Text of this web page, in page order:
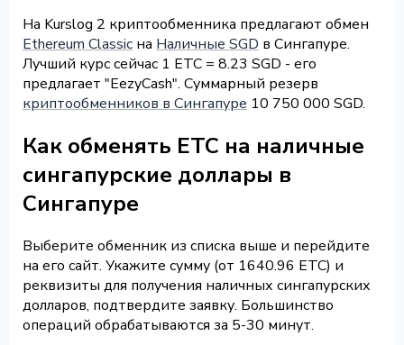
На Kurslog 2 криптообменника предлагают обмен
Ethereum Classic на Наличные SGD в Сингапуре.
Лучший курс сейчас 1 ETC = 8.23 SGD - его
предлагает "EezyCash". Суммарный резерв
криптообменников в Сингапуре 10 750 000 SGD.
Как обменять ETC на наличные
сингапурские доллары в
Сингапуре
Выберите обменник из списка выше и перейдите
на его сайт. Укажите сумму (от 1640.96 ETC) и
реквизиты для получения наличных сингапурских
долларов, подтвердите заявку. Большинство
операций обрабатываются за 5-30 минут.